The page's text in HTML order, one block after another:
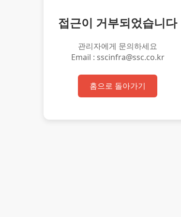
접근이 거부되었습니다
관리자에게 문의하세요
Email : sscinfra@ssc.co.kr
홈으로 돌아가기